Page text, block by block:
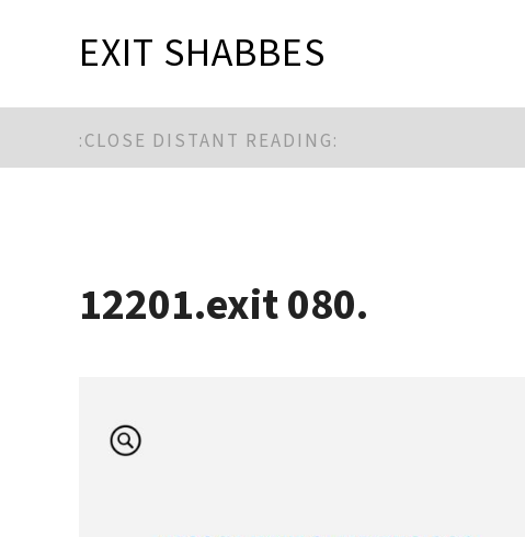
EXIT SHABBES
:CLOSE DISTANT READING:
12201.exit 080.